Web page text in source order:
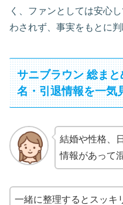
く、ファンとしては安心
わされず、事実をもとに
サニブラウン 総ま
名・引退情報を一気
結婚や性格、
情報があって
一緒に整理するとスッキ